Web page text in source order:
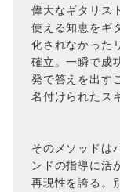
偉大なギタリス
使える知恵をギ
化されなかった
確立。一瞬で成
発で答えを出す
名付けられたス
そのメソッドは
ンドの指導に活
再現性を誇る。